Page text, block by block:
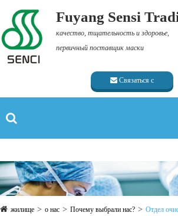
Fuyang Sensi
качество, тщательность и здоровье,
первичный поставщик маски
Связаться с
поставщиком
жилище о нас Почему выбрали нас? Отдел